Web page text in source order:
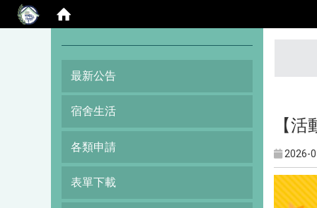
最新公告
宿舍生活
各類申請
表單下載
【
2026-